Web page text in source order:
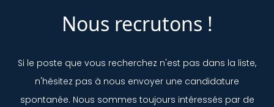
Nous recrutons !
Si le poste que vous recherchez n'est pas dans la liste,
n'hésitez pas à nous envoyer une candidature
spontanée. Nous sommes toujours intéressés par de